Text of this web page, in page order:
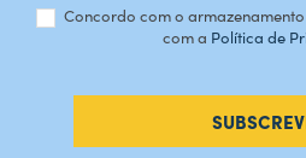
Concordo com o
com a Política de